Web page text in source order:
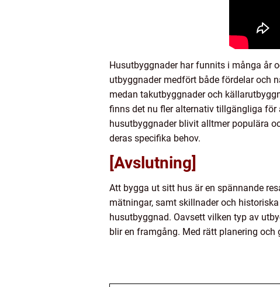
Husutbyggnader har funnits i många år
utbyggnader medfört både fördelar och
medan takutbyggnader och
finns det nu fler alternativ tillgängliga
husutbyggnader blivit alltmer populära
deras specifika behov.
[Avslutning]
Att bygga ut sitt hus är en spännande
mätningar, samt skillnader och
husutbyggnad. Oavsett vilken typ av
blir en framgång. Med rätt planering